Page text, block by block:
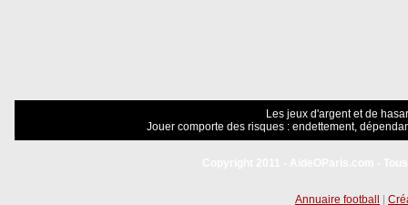
Les jeux d'argent et de
Jouer comporte des risques : endettement,
Annuaire football